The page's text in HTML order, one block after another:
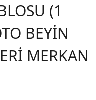
(1
BEYİN
MERKAN